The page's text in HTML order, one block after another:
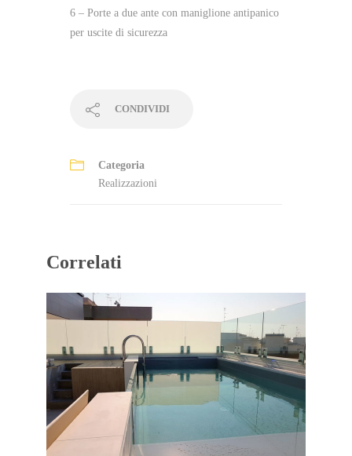
6 – Porte a due ante con maniglione antipanico
per uscite di sicurezza
CONDIVIDI
Categoria
Realizzazioni
Correlati